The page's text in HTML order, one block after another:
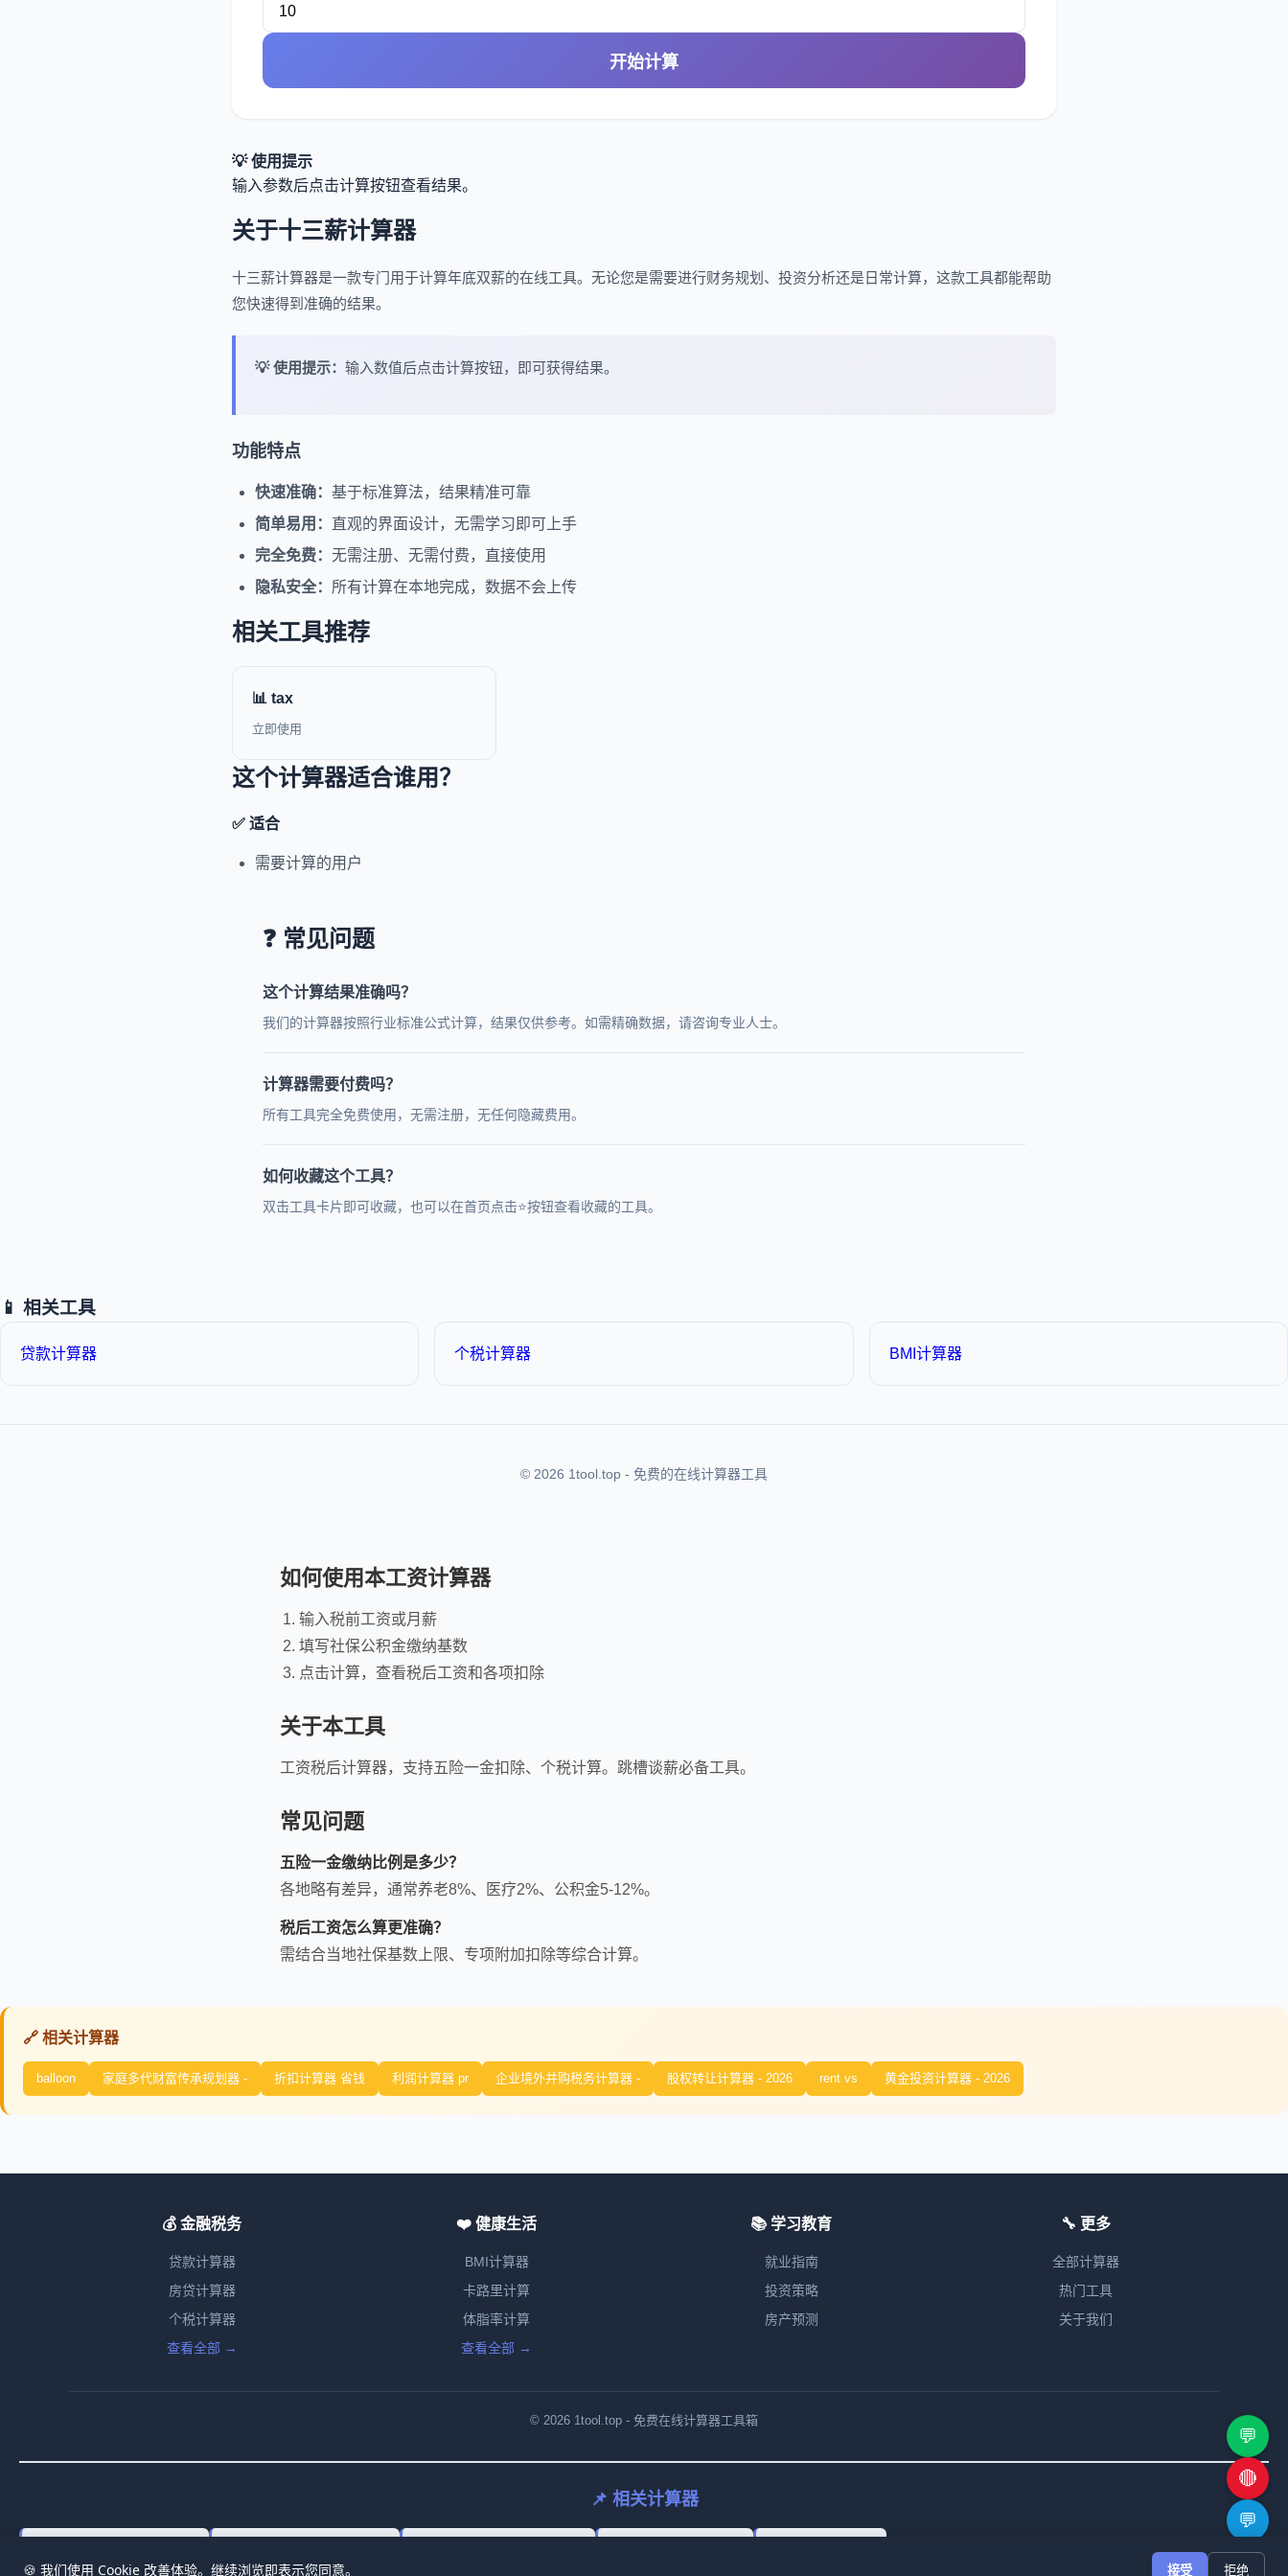
开始计算
💡 使用提示
输入参数后点击计算按钮查看结果。
关于十三薪计算器
十三薪计算器是一款专门用于计算年底双薪的在线工具。无论您是需要进行财务规划、投资分析还是日常计算，这款工具都能帮助
您快速得到准确的结果。
💡 使用提示： 输入数值后点击计算按钮，即可获得结果。
功能特点
快速准确： 基于标准算法，结果精准可靠
简单易用： 直观的界面设计，无需学习即可上手
完全免费： 无需注册、无需付费，直接使用
隐私安全： 所有计算在本地完成，数据不会上传
相关工具推荐
📊 tax
立即使用
这个计算器适合谁用？
✅ 适合
需要计算的用户
❓ 常见问题
这个计算结果准确吗？
我们的计算器按照行业标准公式计算，结果仅供参考。如需精确数据，请咨询专业人士。
计算器需要付费吗？
所有工具完全免费使用，无需注册，无任何隐藏费用。
如何收藏这个工具？
双击工具卡片即可收藏，也可以在首页点击⭐按钮查看收藏的工具。
📱 相关工具
贷款计算器 个税计算器 BMI计算器
© 2026 1tool.top - 免费的在线计算器工具
🍪 我们使用 Cookie 改善体验。继续浏览即表示您同意。 接受 拒绝
如何使用本工资计算器
输入税前工资或月薪
填写社保公积金缴纳基数
点击计算，查看税后工资和各项扣除
关于本工具
工资税后计算器，支持五险一金扣除、个税计算。跳槽谈薪必备工具。
常见问题
五险一金缴纳比例是多少？
各地略有差异，通常养老8%、医疗2%、公积金5-12%。
税后工资怎么算更准确？
需结合当地社保基数上限、专项附加扣除等综合计算。
💬
🔴
💬
🔗
🔗 相关计算器
balloon 家庭多代财富传承规划器 - 折扣计算器 省钱 利润计算器 pr 企业境外并购税务计算器 - 股权转让计算器 - 2026 rent vs 黄金投资计算器 - 2026
💰 金融税务
贷款计算器
房贷计算器
个税计算器
查看全部 →
❤️ 健康生活
BMI计算器
卡路里计算
体脂率计算
查看全部 →
📚 学习教育
就业指南
投资策略
房产预测
🔧 更多
全部计算器
热门工具
关于我们
© 2026 1tool.top - 免费在线计算器工具箱
📌 相关计算器